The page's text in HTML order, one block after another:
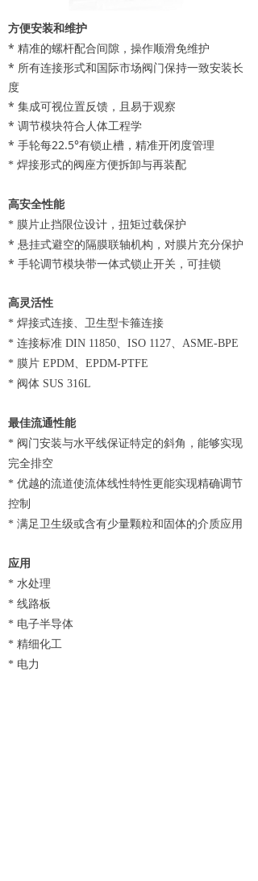
方便安装和维护
* 精准的螺杆配合间隙，操作顺滑免维护
* 所有连接形式和国际市场阀门保持一致安装长
度
* 集成可视位置反馈，且易于观察
* 调节模块符合人体工程学
* 手轮每22.5°有锁止槽，精准开闭度管理
* 焊接形式的阀座方便拆卸与再装配
高安全性能
* 膜片止挡限位设计，扭矩过载保护
* 悬挂式避空的隔膜联轴机构，对膜片充分保护
* 手轮调节模块带一体式锁止开关，可挂锁
高灵活性
* 焊接式连接、卫生型卡箍连接
* 连接标准 DIN 11850、ISO 1127、ASME-BPE
* 膜片 EPDM、EPDM-PTFE
* 阀体 SUS 316L
最佳流通性能
* 阀门安装与水平线保证特定的斜角，能够实现
完全排空
* 优越的流道使流体线性特性更能实现精确调节
控制
* 满足卫生级或含有少量颗粒和固体的介质应用
应用
* 水处理
* 线路板
* 电子半导体
* 精细化工
* 电力